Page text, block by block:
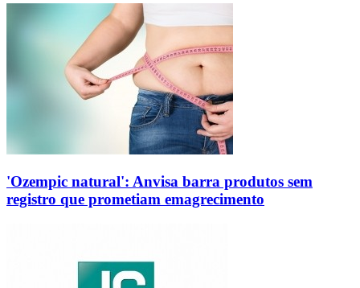
'Ozempic natural': Anvisa barra produtos sem
registro que prometiam emagrecimento